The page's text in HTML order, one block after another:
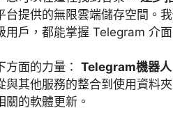
台提供的無限雲端儲存空間。
用戶，都能掌握 Telegram 介面
方面的力量： Telegram機器人
與其他服務的整合到使用資料
的軟體更新。